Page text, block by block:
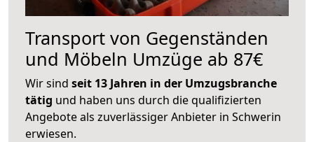
Transport von Gegenständen
und Möbeln Umzüge ab 87€
Wir sind seit 13 Jahren in der Umzugsbranche
tätig und haben uns durch die qualifizierten
Angebote als zuverlässiger Anbieter in Schwerin
erwiesen.